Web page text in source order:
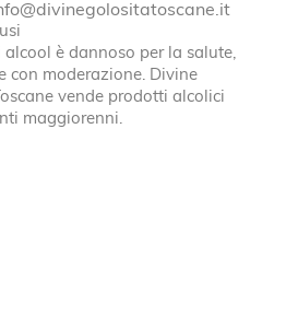
alcool è dannoso per la salute,
con moderazione. Divine
vende prodotti alcolici
maggiorenni.